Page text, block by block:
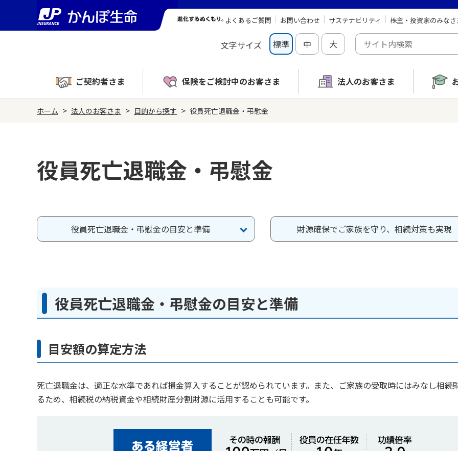
よくあるご質問 お問い合わせ サステナビリティ 株主・投資家のみな
文字サイズ 標準 中 大
ご契約者さま 保険をご検討中のお客さま 法人のお客さま
ホーム > 法人のお客さま > 目的から探す > 役員死亡退職金・弔慰金
役員死亡退職金・弔慰金
役員死亡退職金・弔慰金の目安と準備 財源確保でご家族を守り、相続対策も実現
役員死亡退職金・弔慰金の目安と準備
目安額の算定方法
死亡退職金は、適正な水準であれば損金算入することが認められています。また、ご家族の受取時にはみなし相続
るため、相続税の納税資金や相続財産分割財源に活用することも可能です。